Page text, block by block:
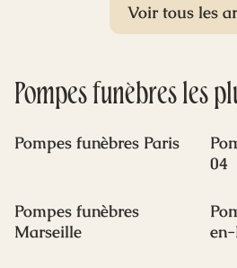
familles françaises face à la
que faut-il vraiment savoir
considérer pour cette mise
Voir tous les
Pompes funèbresles
Pompes funèbres Paris
04
Pompes funèbres
Marseille
en-